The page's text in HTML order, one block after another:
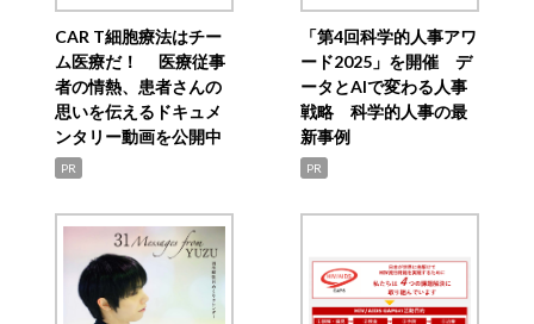
CAR T細胞療法はチー
ム医療だ！ 医療従事
者の情熱、患者さんの
思いを伝えるドキュメ
ンタリー動画を公開中
PR
「第4回科学的人事アワ
ード2025」を開催 デ
ータとAIで変わる人事
戦略 科学的人事の最
新事例
PR